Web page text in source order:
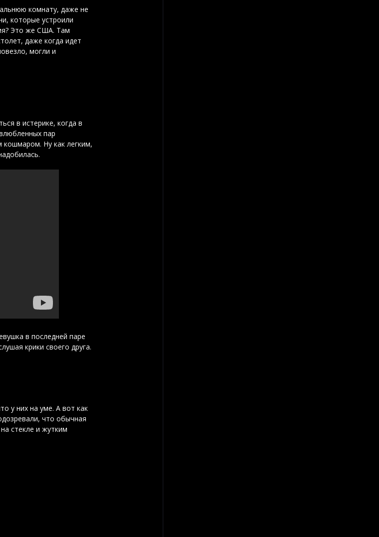
комнату, даже не
которые устроили
Это же США. Там
даже когда идет
могли и
в истерике, когда в
пар
кошмаром. Ну как легким,
в последней паре
крики своего друга.
у них на уме. А вот как
что обычная
стекле и жутким